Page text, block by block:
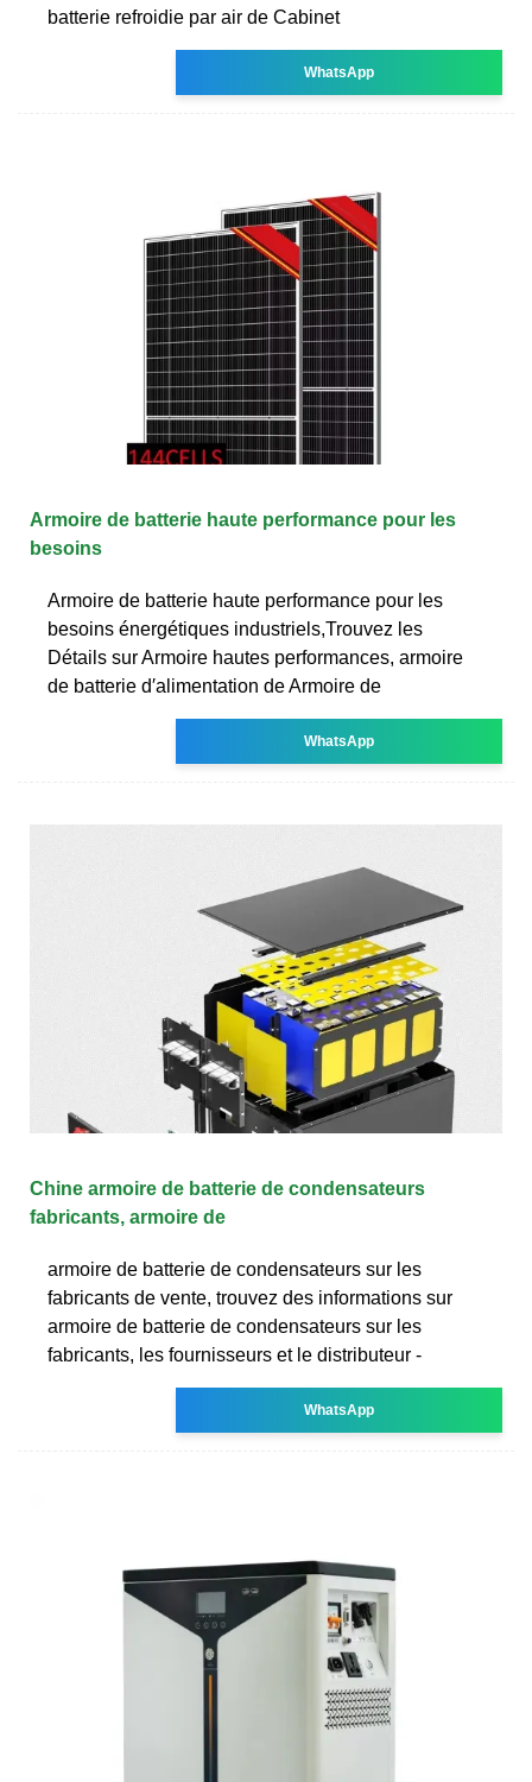
batterie refroidie par air de Cabinet
WhatsApp
Armoire de batterie haute performance pour les
besoins
Armoire de batterie haute performance pour les
besoins énergétiques industriels,Trouvez les
Détails sur Armoire hautes performances, armoire
de batterie d′alimentation de Armoire de
WhatsApp
Chine armoire de batterie de condensateurs
fabricants, armoire de
armoire de batterie de condensateurs sur les
fabricants de vente, trouvez des informations sur
armoire de batterie de condensateurs sur les
fabricants, les fournisseurs et le distributeur -
WhatsApp